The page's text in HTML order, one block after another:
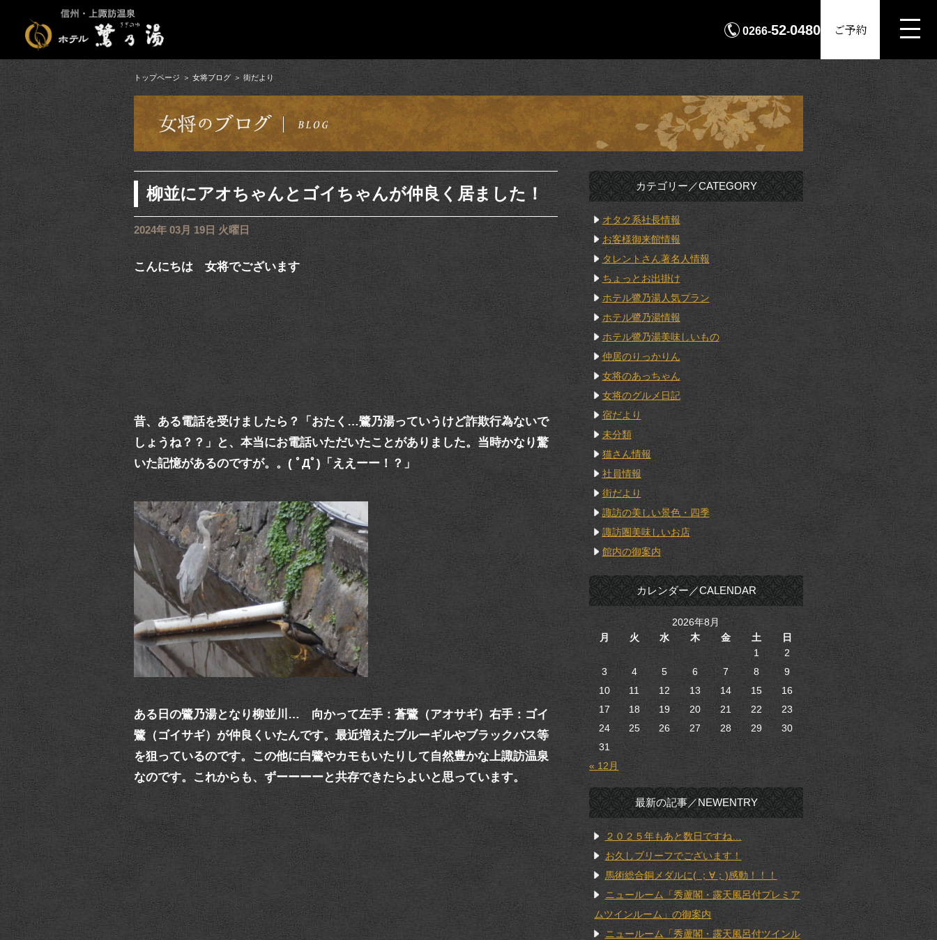
0266-52-0480 ご予約
トップページ 女将ブログ 街だより
柳並にアオちゃんとゴイちゃんが仲良く居ました！
2024年 03月 19日 火曜日
こんにちは 女将でございます
昔、ある電話を受けましたら？「おたく…鷺乃湯っていうけど詐欺行為ないで
しょうね？？」と、本当にお電話いただいたことがありました。当時かなり驚
いた記憶があるのですが。。( ﾟДﾟ)「ええーー！？」
ある日の鷺乃湯となり柳並川… 向かって左手：蒼鷺（アオサギ）右手：ゴイ
鷺（ゴイサギ）が仲良くいたんです。最近増えたブルーギルやブラックバス等
を狙っているのです。この他に白鷺やカモもいたりして自然豊かな上諏訪温泉
なのです。これからも、ずーーーーと共存できたらよいと思っています。
カテゴリー／CATEGORY
オタク系社長情報
お客様御来館情報
タレントさん著名人情報
ちょっとお出掛け
ホテル鷺乃湯人気プラン
ホテル鷺乃湯情報
ホテル鷺乃湯美味しいもの
仲居のりっかりん
女将のあっちゃん
女将のグルメ日記
宿だより
未分類
猫さん情報
社員情報
街だより
諏訪の美しい景色・四季
諏訪圏美味しいお店
館内の御案内
カレンダー／CALENDAR
2026年8月
月
火 水 木 金 土
日
1
2
3
4 5 6 7 8
9
10
11 12 13 14 15
16
17
18 19 20 21 22
23
24
25 26 27 28 29
30
31
« 12月
最新の記事／NEWENTRY
２０２５年もあと数日ですね…
お久しブリーフでございます！
馬術総合銅メダルに( ；∀；)感動！！！
ニュールーム「秀蘆閣・露天風呂付プレミア
ムツインルーム」の御案内
ニュールーム「秀蘆閣・露天風呂付ツインル